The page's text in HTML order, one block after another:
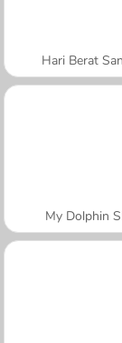
Hari Berat
My Dolphin